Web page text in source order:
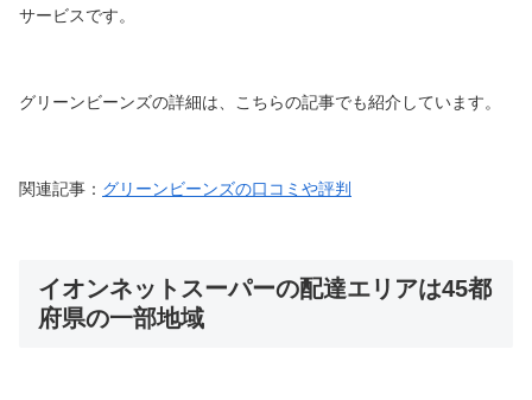
サービスです。
グリーンビーンズの詳細は、こちらの記事でも紹介しています。
関連記事： グリーンビーンズの口コミや評判
イオンネットスーパーの配達エリアは45都
府県の一部地域